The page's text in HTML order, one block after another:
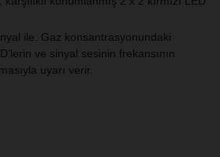
ile. Gaz konsantrasyonundaki
ve sinyal sesinin frekansının
uyarı verir.